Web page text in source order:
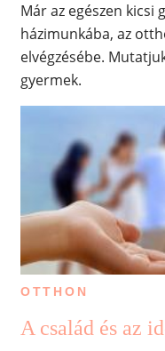
Már az egészen kicsi
házimunkába, az
elvégzésébe.
gyermek.
OTTHON
A család és az